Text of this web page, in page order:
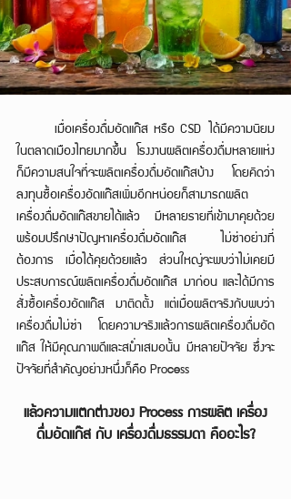
ในตลาดเมืองไทยมากขึ้น โรงงานผลิตเครื่องดื่มหลายแห่ง
ก็มีความสนใจที่จะผลิตเครื่องดื่มอัดแก๊สบ้าง โดยคิดว่า
ลงทุนซื้อเครื่องอัดแก๊สเพิ่มอีกหน่อยก็สามารถผลิต
เครื่องดื่มอัดแก๊สขายได้แล้ว มีหลายรายที่เข้ามาคุยด้วย
พร้อมปรึกษาปัญหาเครื่องดื่มอัดแก๊ส ไม่ซ่าอย่างที่
ต้องการ เมื่อได้คุยด้วยแล้ว ส่วนใหญ่จะพบว่าไม่เคยมี
ประสบการณ์ผลิตเครื่องดื่มอัดแก๊ส มาก่อน และได้มีการ
สั่งซื้อเครื่องอัดแก๊ส มาติดตั้ง แต่เมื่อผลิตจริงกับพบว่า
เครื่องดื่มไม่ซ่า โดยความจริงแล้วการผลิตเครื่องดื่มอัด
แก๊ส ให้มีคุณภาพดีและสม่ำเสมอนั้น มีหลายปัจจัย ซึ่งจะ
ปัจจัยที่สำคัญอย่างหนึ่งก็คือ Process
แล้วความแตกต่างของ Process การผลิต เครื่อง
ดื่มอัดแก๊ส กับ เครื่องดื่มธรรมดา คืออะไร?